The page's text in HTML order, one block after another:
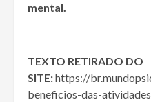
mental.
TEXTO RETIRADO DO
SITE:https://
beneficios-das-